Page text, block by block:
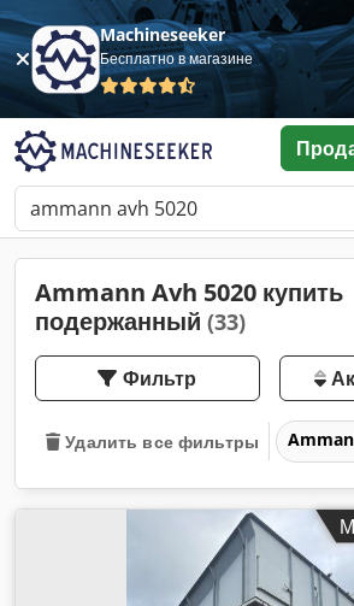
Machineseeker
Бесплатно в магазине
Ammann Avh 5020 купить
подержанный (33)
Фильтр
Удалить все фильтры